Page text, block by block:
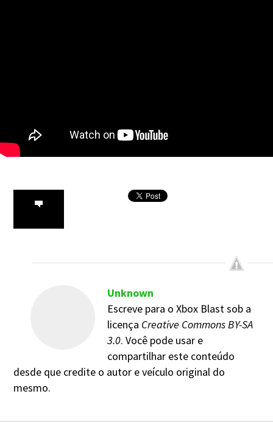
Unknown
Escreve para o Xbox Blast sob a
licença Creative Commons BY-SA
3.0. Você pode usar e
compartilhar este conteúdo
desde que credite o autor e veículo original do
mesmo.